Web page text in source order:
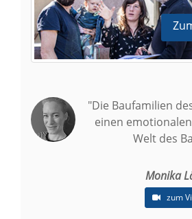
"Die Baufamilien
einen
Welt des
Monika
zum